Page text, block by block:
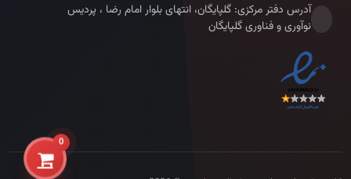
آدرس دفتر مرکزی: گلپایگان، انتهای بلوار امام رضا ، پردیس
نوآوری و فناوری گلپایگان
0